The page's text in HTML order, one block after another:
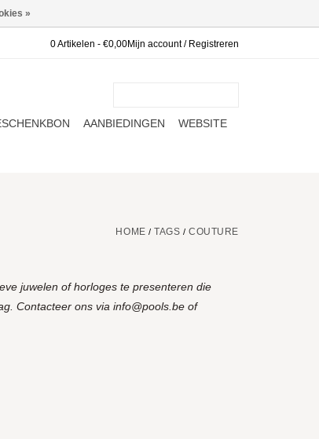
0 Artikelen - €0,00Mijn account / Registreren
AANBIEDINGEN WEBSITE
HOME /TAGS /COUTURE
juwelen of horloges te presenteren die
Contacteer ons via info@pools.be of
»